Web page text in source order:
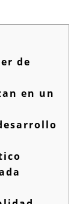
de
en un